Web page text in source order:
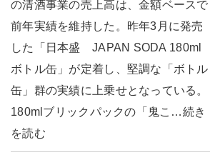
の清酒事業の売上高は、金額ベースで
前年実績を維持した。昨年3月に発売
した「日本盛 JAPAN SODA 180ml
ボトル缶」が定着し、堅調な「ボトル
缶」群の実績に上乗せとなっている。
180mlブリックパックの「鬼こ…続き
を読む